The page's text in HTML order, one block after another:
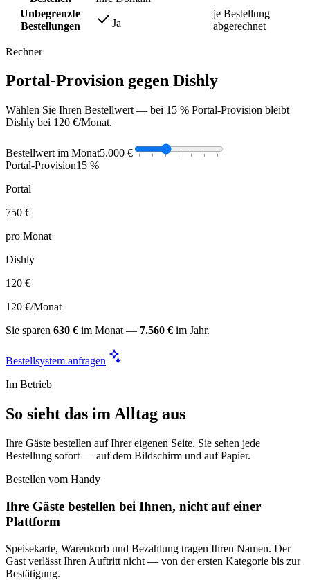
Unbegrenzte
Bestellungen
Ja
je Bestellung
abgerechnet
Rechner
Portal-Provision gegen Dishly
Wählen Sie Ihren Bestellwert — bei 15 % Portal-Provision bleibt
Dishly bei 120 €/Monat.
Bestellwert im Monat5.000 €
Portal-Provision15 %
Portal
750 €
pro Monat
Dishly
120 €
120 €/Monat
Sie sparen 630 € im Monat — 7.560 € im Jahr.
Bestellsystem anfragen
Im Betrieb
So sieht das im Alltag aus
Ihre Gäste bestellen auf Ihrer eigenen Seite. Sie sehen jede
Bestellung sofort — auf dem Bildschirm und auf Papier.
Bestellen vom Handy
Ihre Gäste bestellen bei Ihnen, nicht auf einer
Plattform
Speisekarte, Warenkorb und Bezahlung tragen Ihren Namen. Der
Gast verlässt Ihren Auftritt nicht — von der ersten Kategorie bis zur
Bestätigung.